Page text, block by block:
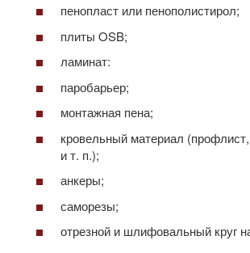
пенопласт или пенополистирол;
плиты OSB;
ламинат:
паробарьер;
монтажная пена;
кровельный материал
и т. п.);
анкеры;
саморезы;
отрезной и шлифовальный круг